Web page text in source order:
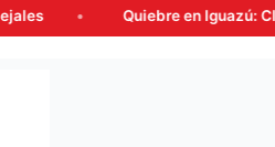
Claudio Filippa renunció a